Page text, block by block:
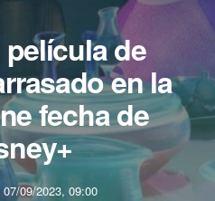
película de
en la
fecha de
07/09/2023, 09:00